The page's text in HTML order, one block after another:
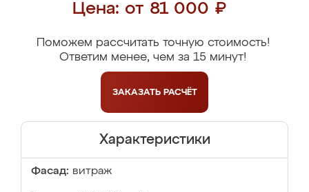
Цена: от 81 000 ₽
Поможем рассчитать точную стоимость!
Ответим менее, чем за 15 минут!
ЗАКАЗАТЬ РАСЧЁТ
Характеристики
Фасад: витраж